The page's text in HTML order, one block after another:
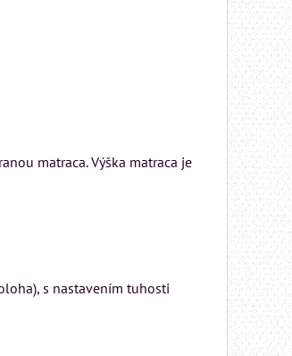
matraca. Výška matraca je
s nastavením tuhosti